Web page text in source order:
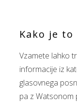
Kako je
Vzamete lahko
informacije iz
glasovnega
pa z Watsonom